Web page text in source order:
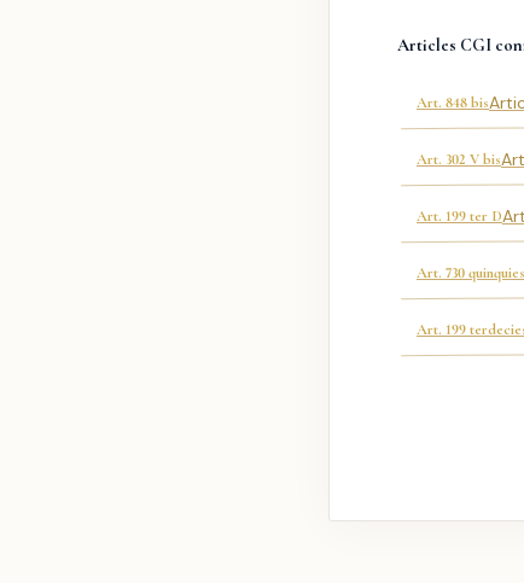
Articles CGI
Art. 848 bis
Art. 302 V bis
Art. 199 ter D
Art. 730 quinquies
Art. 199